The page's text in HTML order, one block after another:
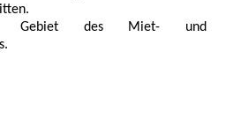
Gebiet des Miet- und